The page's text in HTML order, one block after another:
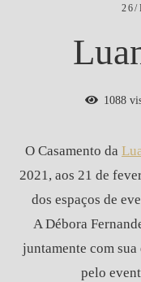
26/
1088
O Casamento da
2021, aos 21 de
dos espaços de
A Débora
juntamente com sua
pelo